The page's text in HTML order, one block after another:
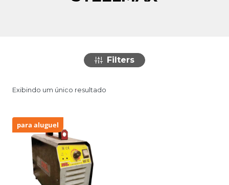
Filters
Exibindo um único resultado
para aluguel